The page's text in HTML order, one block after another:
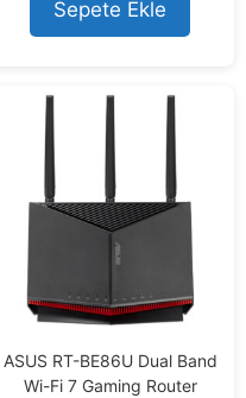
f
5
Sepete Ekle
ASUS RT-BE86U Dual Band
Wi-Fi 7 Gaming Router